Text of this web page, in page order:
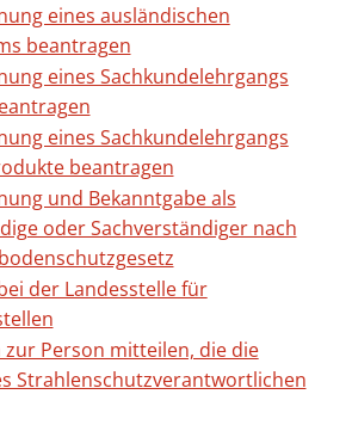
eines ausländischen
beantragen
eines Sachkundelehrgangs
eines Sachkundelehrgangs
beantragen
und Bekanntgabe als
oder Sachverständiger nach
der Landesstelle für
zur Person mitteilen, die die
Strahlenschutzverantwortlichen